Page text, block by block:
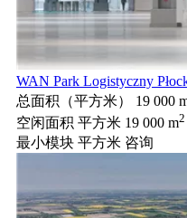
WAN Park Logistyczny
总面积（平方米）
19 000
空闲面积 平方米 19 000 m2
最小模块 平方米 咨询